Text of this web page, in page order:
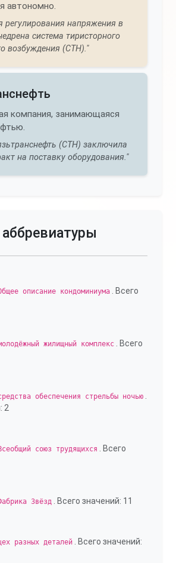
автономно.
регулирования напряжения в
система тиристорного
возбуждения (СТН)."
компания, занимающаяся
(СТН) заключила
на поставку оборудования."
описание кондоминиума . Всего
жилищный комплекс . Всего
обеспечения стрельбы ночью
2
союз трудящихся
. Всего
Звёзд . Всего значений: 11
разных деталей . Всего значений: